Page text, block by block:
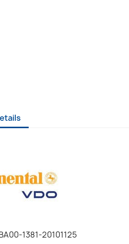
1381-20101125